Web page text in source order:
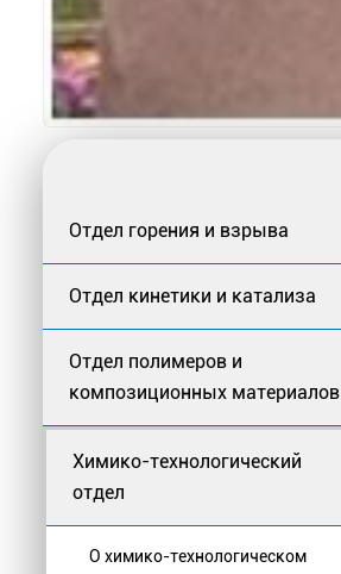
Отдел горения и взрыва
Отдел кинетики и катализа
Отдел полимеров и
композиционных материалов
Химико-технологический
отдел
О химико-технологическом